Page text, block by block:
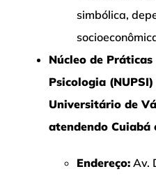
simbólica,
Núcleo de
Psicologia
Universitário de
atendendo Cuiabá
Endereço: Av.